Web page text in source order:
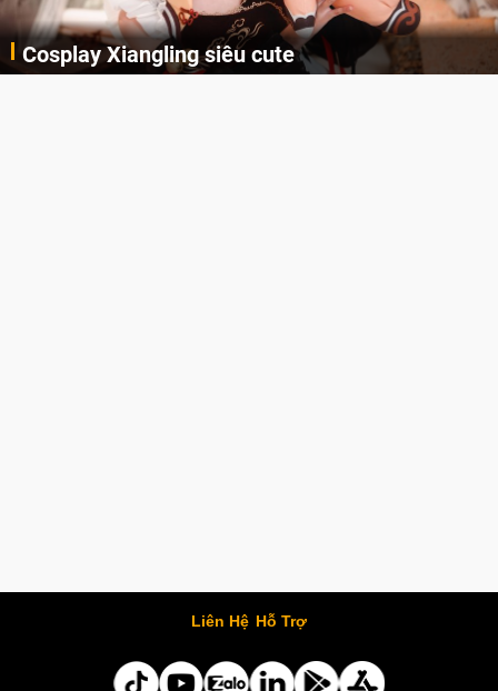
Cosplay Xiangling siêu cute
Liên Hệ Hỗ Trợ